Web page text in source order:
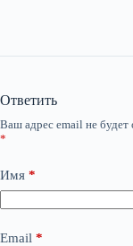
Ответить
Ваш адрес email не будет
*
Имя *
Email *